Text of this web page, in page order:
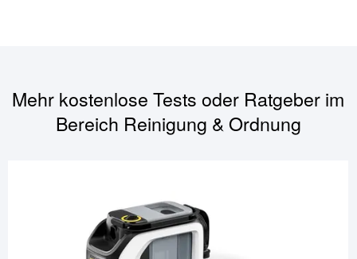
Mehr kostenlose Tests oder Ratgeber im
Bereich Reinigung & Ordnung